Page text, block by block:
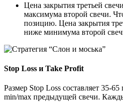
Цена закрытия третьей
максимума второй свечи.
позицию. Цена закрытия
ниже минимума второй
Stop Loss и Take Profit
Размер Stop Loss составляет 35-65
min/max предыдущей свечи.